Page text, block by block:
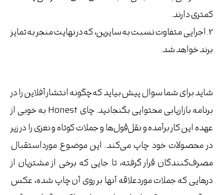
کمتری دارند.
2. اجرایی متفاوت نسبت به سایرین، که در نهایت منجر به تمایز
برند خواهد شد.
شاید برای شما سوال پیش بیاید که چگونه انتشار آفلاین را در
برنامه بازاریابی محتوایی بگنجانید. چای Honest به خوبی از
عهده این کار برآمده و نقل‌قول‌ها و جملات کوتاه و نغزی را در زیر
در محصولات خود چاپ می‌کند. این موضوع مورداستقبال
مصرف‌کنندگان قرار گرفته، تا جایی که برخی از مشتریان از
درهایی که جملات موردعلاقه آنها بر روی آن چاپ شده، عکس